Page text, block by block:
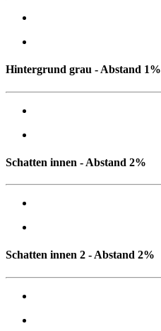
Hintergrund grau - Abstand 1%
Schatten innen - Abstand 2%
Schatten innen 2 - Abstand 2%